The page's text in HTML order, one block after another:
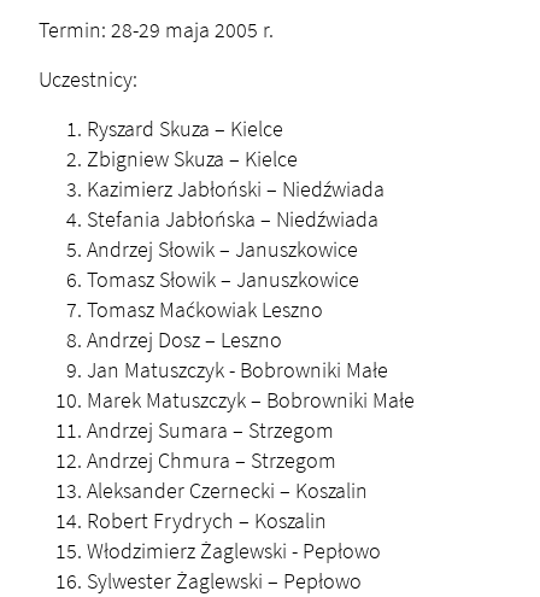
Termin: 28-29 maja 2005 r.
Uczestnicy:
Ryszard Skuza – Kielce
Zbigniew Skuza – Kielce
Kazimierz Jabłoński – Niedźwiada
Stefania Jabłońska – Niedźwiada
Andrzej Słowik – Januszkowice
Tomasz Słowik – Januszkowice
Tomasz Maćkowiak Leszno
Andrzej Dosz – Leszno
Jan Matuszczyk - Bobrowniki Małe
Marek Matuszczyk – Bobrowniki Małe
Andrzej Sumara – Strzegom
Andrzej Chmura – Strzegom
Aleksander Czernecki – Koszalin
Robert Frydrych – Koszalin
Włodzimierz Żaglewski - Pepłowo
Sylwester Żaglewski – Pepłowo